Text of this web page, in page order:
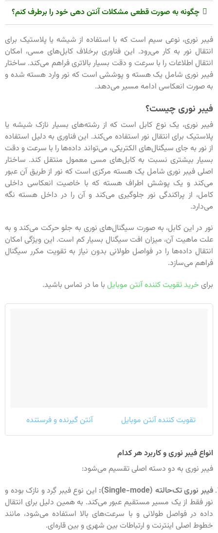
چگونه به صورت قطعی مشکلات آنتن دهی خود را برطرف کنم؟
فیبر نوری، نوعی سیم است که با استفاده از شیشه یا پلاستیک برای
انتقال نور به کار می‌رود. این فناوری برخلاف کابل‌های مسی، امکان
انتقال اطلاعات را با سرعت و دقت بسیار بالاتری فراهم می‌کند. ساختار
فیبر نوری شامل یک هسته و پوششی است که نور وارد هسته شده و
به صورت انعکاسی ادامه مسیر می‌دهد.
فیبر نوری چیست؟
فیبر نوری، یک نوع کابل است که از رشته‌های بسیار نازک شیشه یا
پلاستیک برای انتقال نور استفاده می‌کند. این فناوری به دلیل استفاده
از نور به جای سیگنال‌های الکتریکی، می‌تواند داده‌ها را با سرعت و دقت
بسیار بیشتری نسبت به کابل‌های مسی معمول منتقل کند. ساختار
اصلی فیبر نوری شامل یک هسته مرکزی است که نور از طریق آن عبور
می‌کند و یک پوشش اطراف هسته که با خاصیت انعکاسی داخلی
کامل، از پراکندگی نور جلوگیری می‌کند و آن را در داخل هسته نگه
می‌دارد.
نور در این کابل، به صورت سیگنال‌های نوری به جلو حرکت می‌کند و به
علت ماهیت آن، میزان افت سیگنال بسیار کم است. این ویژگی امکان
انتقال داده‌ها را در فواصل طولانی بدون نیاز به تقویت مکرر سیگنال
فراهم می‌سازد.
برای خرید تقویت کننده آنتن موبایل با ما در تماس باشید.
تقویت کننده آنتن موبایل آنتن گیرنده و فرستنده
انواع فیبر نوری و کاربرد هر کدام
فیبر نوری به دو دسته اصلی تقسیم می‌شود:
فیبر نوری تک‌حالته (Single-mode):
این نوع فیبر گِرد و نازک بوده و
نور فقط از یک مسیر مستقیم عبور می‌کند. به همین دلیل برای انتقال
داده در فواصل طولانی و با سرعت‌های بالا استفاده می‌شود، مانند
خطوط اصلی اینترنت و ارتباطات بین شهری و بین قاره‌ای.